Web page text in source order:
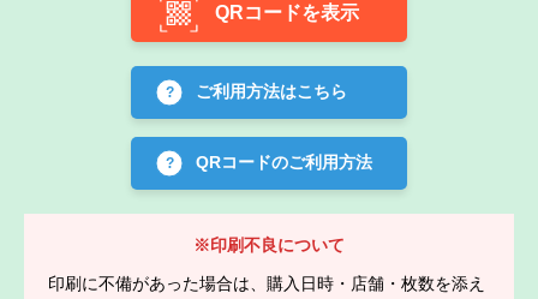
QRコードを表示
ご利用方法はこちら
QRコードのご利用方法
※印刷不良について
印刷に不備があった場合は、購入日時・店舗・枚数を添え